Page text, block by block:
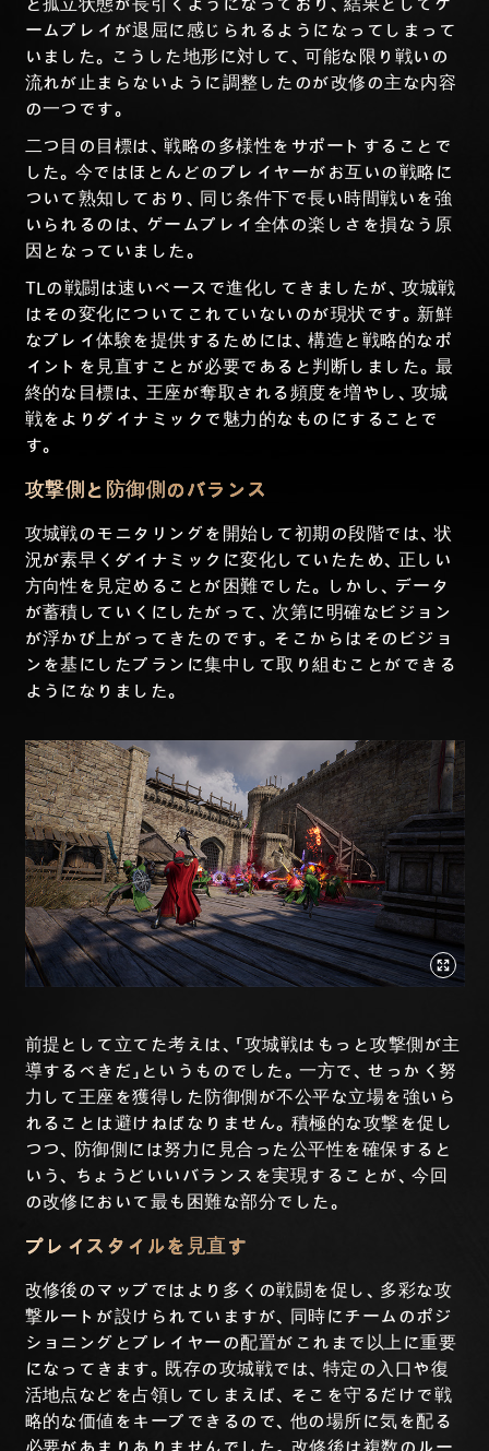
と孤立状態が長引くようになっており、結果としてゲ
ームプレイが退屈に感じられるようになってしまって
いました。こうした地形に対して、可能な限り戦いの
流れが止まらないように調整したのが改修の主な内容
の一つです。
二つ目の目標は、戦略の多様性をサポートすることで
した。今ではほとんどのプレイヤーがお互いの戦略に
ついて熟知しており、同じ条件下で長い時間戦いを強
いられるのは、ゲームプレイ全体の楽しさを損なう原
因となっていました。
TLの戦闘は速いペースで進化してきましたが、攻城戦
はその変化についてこれていないのが現状です。新鮮
なプレイ体験を提供するためには、構造と戦略的なポ
イントを見直すことが必要であると判断しました。最
終的な目標は、王座が奪取される頻度を増やし、攻城
戦をよりダイナミックで魅力的なものにすることで
す。
攻撃側と防御側のバランス
攻城戦のモニタリングを開始して初期の段階では、状
況が素早くダイナミックに変化していたため、正しい
方向性を見定めることが困難でした。しかし、データ
が蓄積していくにしたがって、次第に明確なビジョン
が浮かび上がってきたのです。そこからはそのビジョ
ンを基にしたプランに集中して取り組むことができる
ようになりました。
前提として立てた考えは、「攻城戦はもっと攻撃側が主
導するべきだ」というものでした。一方で、せっかく努
力して王座を獲得した防御側が不公平な立場を強いら
れることは避けねばなりません。積極的な攻撃を促し
つつ、防御側には努力に見合った公平性を確保すると
いう、ちょうどいいバランスを実現することが、今回
の改修において最も困難な部分でした。
プレイスタイルを見直す
改修後のマップではより多くの戦闘を促し、多彩な攻
撃ルートが設けられていますが、同時にチームのポジ
ショニングとプレイヤーの配置がこれまで以上に重要
になってきます。既存の攻城戦では、特定の入口や復
活地点などを占領してしまえば、そこを守るだけで戦
略的な価値をキープできるので、他の場所に気を配る